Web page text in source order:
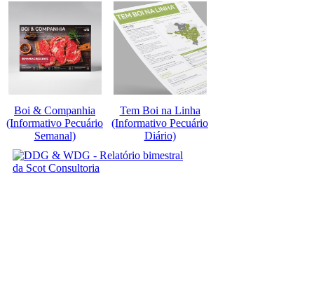
Boi & Companhia
(Informativo Pecuário
Semanal)
Tem Boi na Linha
(Informativo Pecuário
Diário)